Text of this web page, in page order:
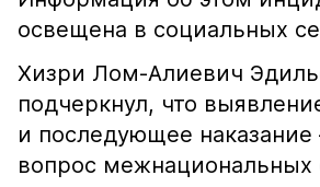
освещена в социальных
Хизри Лом-Алиевич
подчеркнул, что
и последующее
вопрос межнациональных